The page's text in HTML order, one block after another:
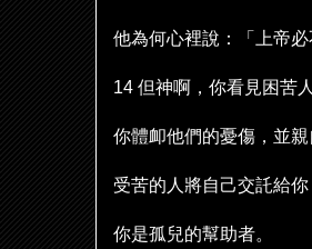
他為何心裡說 ：「上帝
14 但神啊，你看見困苦
你體卹他們的憂傷，並親
受苦的人將自己交託給你
你是孤兒的幫助者。